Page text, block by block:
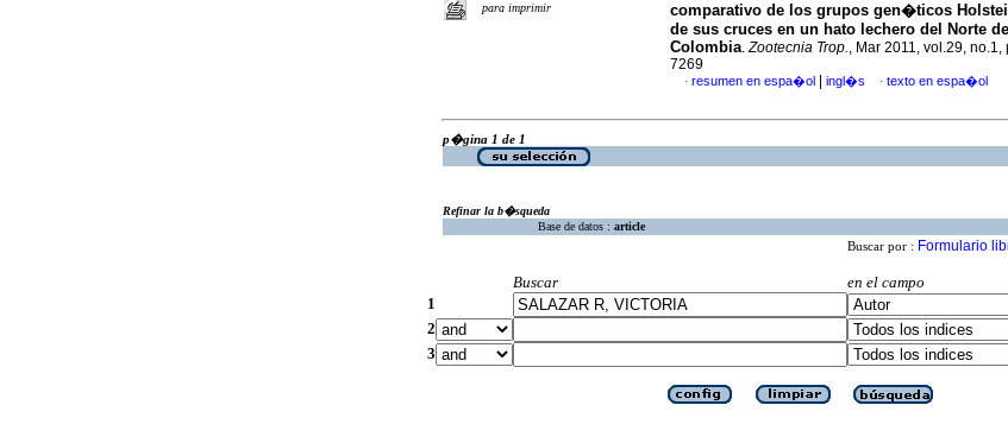
para imprimir
comparativo de los grupos gen�ticos
de sus cruces en un hato lechero del Norte
Colombia.Zootecnia Trop., Mar 2011, vol.29,
7269
· resumen en espa�ol ingl�s · texto en espa�ol
p�gina 1 de 1
Refinar la b�squeda
Base de datos : article
Buscar por : Formulario
Buscar
en el campo
1
2
3